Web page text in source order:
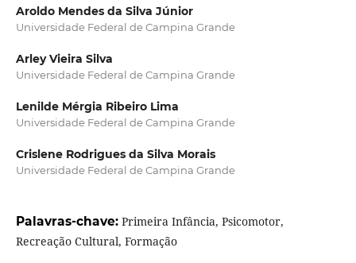
Aroldo Mendes da Silva Júnior
Universidade Federal de Campina Grande
Arley Vieira Silva
Universidade Federal de Campina Grande
Lenilde Mérgia Ribeiro Lima
Universidade Federal de Campina Grande
Crislene Rodrigues da Silva Morais
Universidade Federal de Campina Grande
Palavras-chave: Primeira Infância, Psicomotor,
Recreação Cultural, Formação